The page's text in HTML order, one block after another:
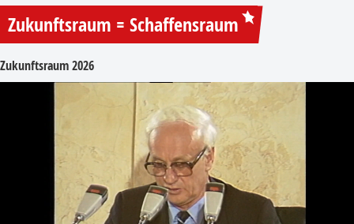
Zukunftsraum = Schaffensraum
Zukunftsraum 2026